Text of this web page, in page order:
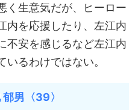
く生意気だが、ヒーロー
内を応援したり、左江内
不安を感じるなど左江内
るわけではない。
男〈39〉